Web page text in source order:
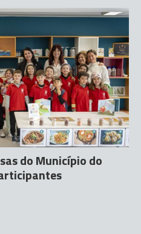
do Município do